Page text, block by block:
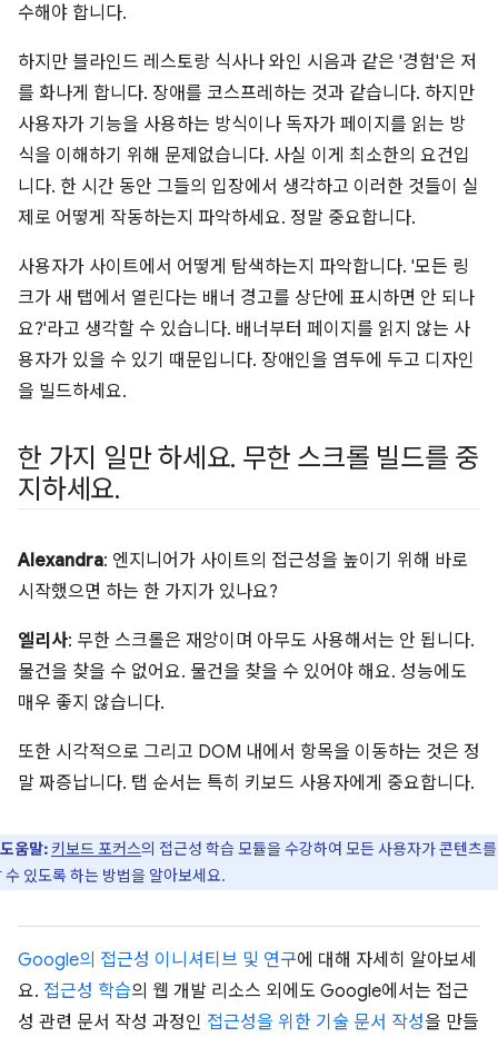
수해야 합니다.
하지만 블라인드 레스토랑 식사나 와인 시음과 같은 '경험'은 저
를 화나게 합니다. 장애를 코스프레하는 것과 같습니다. 하지만
사용자가 기능을 사용하는 방식이나 독자가 페이지를 읽는 방
식을 이해하기 위해 문제없습니다. 사실 이게 최소한의 요건입
니다. 한 시간 동안 그들의 입장에서 생각하고 이러한 것들이 실
제로 어떻게 작동하는지 파악하세요. 정말 중요합니다.
사용자가 사이트에서 어떻게 탐색하는지 파악합니다. '모든 링
크가 새 탭에서 열린다는 배너 경고를 상단에 표시하면 안 되나
요?'라고 생각할 수 있습니다. 배너부터 페이지를 읽지 않는 사
용자가 있을 수 있기 때문입니다. 장애인을 염두에 두고 디자인
을 빌드하세요.
한 가지 일만 하세요. 무한 스크롤 빌드를 중
지하세요.
Alexandra: 엔지니어가 사이트의 접근성을 높이기 위해 바로
시작했으면 하는 한 가지가 있나요?
엘리사: 무한 스크롤은 재앙이며 아무도 사용해서는 안 됩니다.
물건을 찾을 수 없어요. 물건을 찾을 수 있어야 해요. 성능에도
매우 좋지 않습니다.
또한 시각적으로 그리고 DOM 내에서 항목을 이동하는 것은 정
말 짜증납니다. 탭 순서는 특히 키보드 사용자에게 중요합니다.
도움말: 키보드 포커스의 접근성 학습 모듈을 수강하여 모든 사용자가 콘텐츠
수 있도록 하는 방법을 알아보세요.
Google의 접근성 이니셔티브 및 연구에 대해 자세히 알아보세
요. 접근성 학습의 웹 개발 리소스 외에도 Google에서는 접근
성 관련 문서 작성 과정인 접근성을 위한 기술 문서 작성을 만들